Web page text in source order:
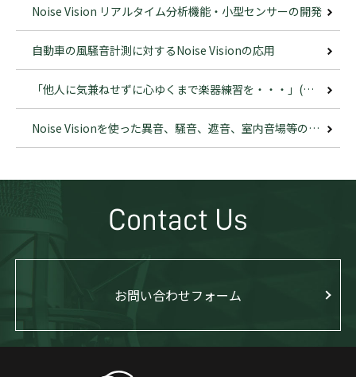
Noise Vision リアルタイム分析機能・小型センサーの開発
自動車の風騒音計測に対するNoise Visionの応用
「他人に気兼ねせずに心ゆくまで楽器練習を・・・」(その4)
Noise Visionを使った異音、騒音、遮音、室内音場等の調査
Contact Us
お問い合わせフォーム